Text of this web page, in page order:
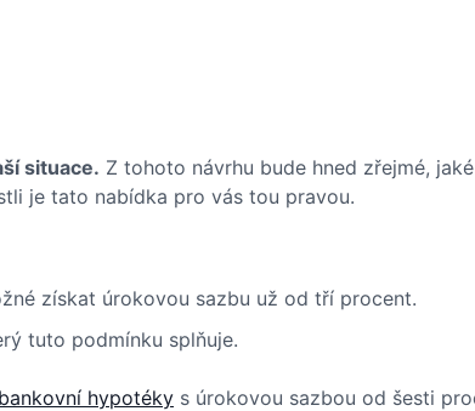
situace. Z tohoto návrhu bude hned zřejmé,
je tato nabídka pro vás tou pravou.
získat úrokovou sazbu už od tří procent.
tuto podmínku splňuje.
hypotéky s úrokovou sazbou od šesti